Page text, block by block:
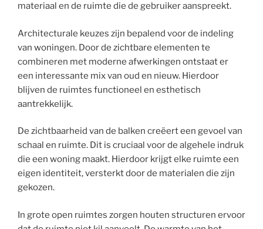
materiaal en de ruimte die de gebruiker aanspreekt.
Architecturale keuzes zijn bepalend voor de indeling
van woningen. Door de zichtbare elementen te
combineren met moderne afwerkingen ontstaat er
een interessante mix van oud en nieuw. Hierdoor
blijven de ruimtes functioneel en esthetisch
aantrekkelijk.
De zichtbaarheid van de balken creëert een gevoel van
schaal en ruimte. Dit is cruciaal voor de algehele indruk
die een woning maakt. Hierdoor krijgt elke ruimte een
eigen identiteit, versterkt door de materialen die zijn
gekozen.
In grote open ruimtes zorgen houten structuren ervoor